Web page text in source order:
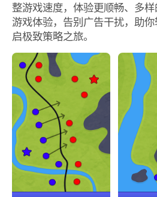
整游戏速度，体验更顺畅、多
游戏体验，告别广告干扰，助
启极致策略之旅。